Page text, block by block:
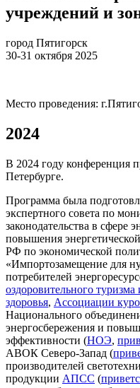
учреждений и
город Пятигорск
30-31 октября 2025
Место проведения:
2024
В 2024 году конференция
Петербурге.
Программа была
экспертного совета по
законодательства в сфере
повышения
РФ по экономической
«Импортозамещение для
потребителей
оздоровительного
здоровья, Ассоциации
Национального
энергосбережения и
эффективности (НОЭ,
АВОК Северо-Запад (
производителей
продукции АПСС (